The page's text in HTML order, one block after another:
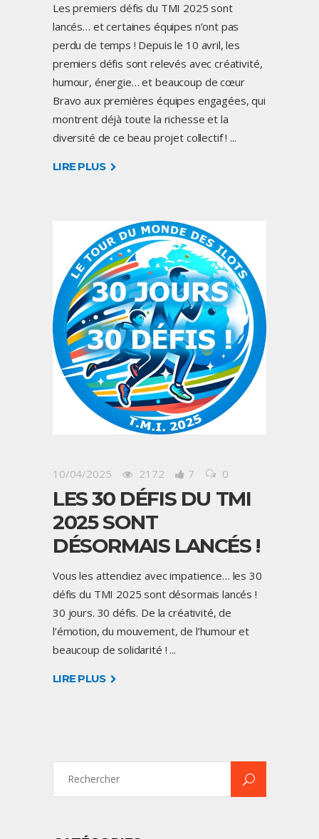
Les premiers défis du TMI 2025 sont
lancés… et certaines équipes n’ont pas
perdu de temps ! Depuis le 10 avril, les
premiers défis sont relevés avec créativité,
humour, énergie… et beaucoup de cœur
Bravo aux premières équipes engagées, qui
montrent déjà toute la richesse et la
diversité de ce beau projet collectif !
LIRE PLUS
10/04/2025 2172 7 0
LES 30 DÉFIS DU TMI
2025 SONT
DÉSORMAIS LANCÉS !
Vous les attendiez avec impatience… les 30
défis du TMI 2025 sont désormais lancés !
30 jours. 30 défis. De la créativité, de
l’émotion, du mouvement, de l’humour et
beaucoup de solidarité !
LIRE PLUS